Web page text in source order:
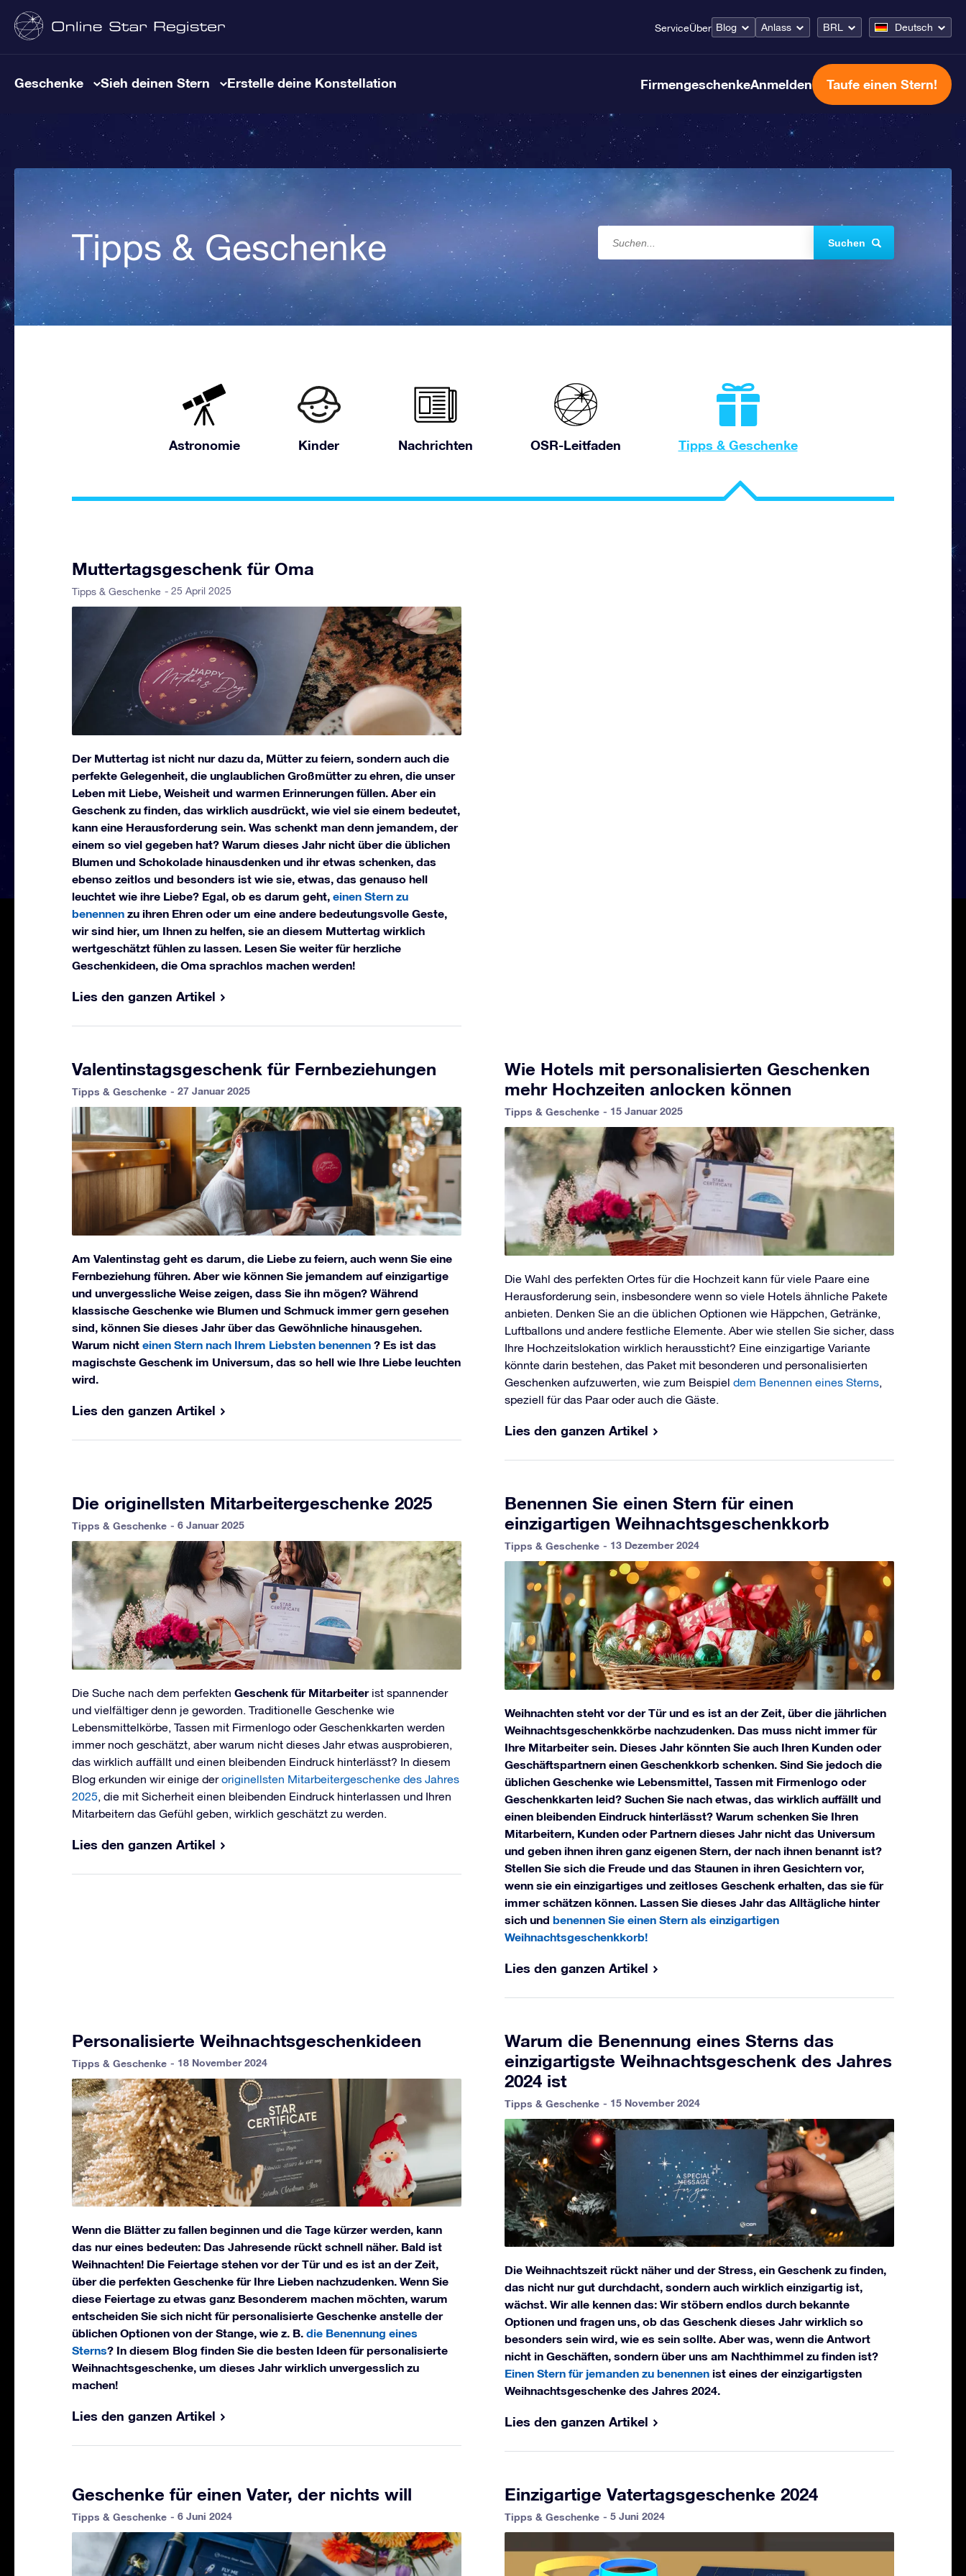
ServiceÜber Blog Anlass BRL Deutsch
Geschenke Sieh deinen Stern Erstelle deine Konstellation FirmengeschenkeAnmelden Taufe einen Stern!
Tipps & Geschenke Suchen
Astronomie Kinder Nachrichten OSR-Leitfaden Tipps & Geschenke
Muttertagsgeschenk für Oma
Tipps & Geschenke - 25 April 2025
Der Muttertag ist nicht nur dazu da, Mütter zu feiern, sondern auch die
perfekte Gelegenheit, die unglaublichen Großmütter zu ehren, die unser
Leben mit Liebe, Weisheit und warmen Erinnerungen füllen. Aber ein
Geschenk zu finden, das wirklich ausdrückt, wie viel sie einem bedeutet,
kann eine Herausforderung sein. Was schenkt man denn jemandem, der
einem so viel gegeben hat? Warum dieses Jahr nicht über die üblichen
Blumen und Schokolade hinausdenken und ihr etwas schenken, das
ebenso zeitlos und besonders ist wie sie, etwas, das genauso hell
leuchtet wie ihre Liebe? Egal, ob es darum geht, einen Stern zu
benennen zu ihren Ehren oder um eine andere bedeutungsvolle Geste,
wir sind hier, um Ihnen zu helfen, sie an diesem Muttertag wirklich
wertgeschätzt fühlen zu lassen. Lesen Sie weiter für herzliche
Geschenkideen, die Oma sprachlos machen werden!
Lies den ganzen Artikel
Valentinstagsgeschenk für Fernbeziehungen
Tipps & Geschenke - 27 Januar 2025
Am Valentinstag geht es darum, die Liebe zu feiern, auch wenn Sie eine
Fernbeziehung führen. Aber wie können Sie jemandem auf einzigartige
und unvergessliche Weise zeigen, dass Sie ihn mögen? Während
klassische Geschenke wie Blumen und Schmuck immer gern gesehen
sind, können Sie dieses Jahr über das Gewöhnliche hinausgehen.
Warum nicht einen Stern nach Ihrem Liebsten benennen ? Es ist das
magischste Geschenk im Universum, das so hell wie Ihre Liebe leuchten
wird.
Lies den ganzen Artikel
Wie Hotels mit personalisierten Geschenken
mehr Hochzeiten anlocken können
Tipps & Geschenke - 15 Januar 2025
Die Wahl des perfekten Ortes für die Hochzeit kann für viele Paare eine
Herausforderung sein, insbesondere wenn so viele Hotels ähnliche Pakete
anbieten. Denken Sie an die üblichen Optionen wie Häppchen, Getränke,
Luftballons und andere festliche Elemente. Aber wie stellen Sie sicher, dass
Ihre Hochzeitslokation wirklich heraussticht? Eine einzigartige Variante
könnte darin bestehen, das Paket mit besonderen und personalisierten
Geschenken aufzuwerten, wie zum Beispiel dem Benennen eines Sterns,
speziell für das Paar oder auch die Gäste.
Lies den ganzen Artikel
Die originellsten Mitarbeitergeschenke 2025
Tipps & Geschenke - 6 Januar 2025
Die Suche nach dem perfekten Geschenk für Mitarbeiterist spannender
und vielfältiger denn je geworden. Traditionelle Geschenke wie
Lebensmittelkörbe, Tassen mit Firmenlogo oder Geschenkkarten werden
immer noch geschätzt, aber warum nicht dieses Jahr etwas ausprobieren,
das wirklich auffällt und einen bleibenden Eindruck hinterlässt? In diesem
Blog erkunden wir einige deroriginellsten Mitarbeitergeschenke des Jahres
2025 , die mit Sicherheit einen bleibenden Eindruck hinterlassen und Ihren
Mitarbeitern das Gefühl geben, wirklich geschätzt zu werden.
Lies den ganzen Artikel
Benennen Sie einen Stern für einen
einzigartigen Weihnachtsgeschenkkorb
Tipps & Geschenke - 13 Dezember 2024
Weihnachten steht vor der Tür und es ist an der Zeit, über die jährlichen
Weihnachtsgeschenkkörbe nachzudenken. Das muss nicht immer für
Ihre Mitarbeiter sein. Dieses Jahr könnten Sie auch Ihren Kunden oder
Geschäftspartnern einen Geschenkkorb schenken. Sind Sie jedoch die
üblichen Geschenke wie Lebensmittel, Tassen mit Firmenlogo oder
Geschenkkarten leid? Suchen Sie nach etwas, das wirklich auffällt und
einen bleibenden Eindruck hinterlässt? Warum schenken Sie Ihren
Mitarbeitern, Kunden oder Partnern dieses Jahr nicht das Universum
und geben ihnen ihren ganz eigenen Stern, der nach ihnen benannt ist?
Stellen Sie sich die Freude und das Staunen in ihren Gesichtern vor,
wenn sie ein einzigartiges und zeitloses Geschenk erhalten, das sie für
immer schätzen können. Lassen Sie dieses Jahr das Alltägliche hinter
sich und benennen Sie einen Stern als einzigartigen
Weihnachtsgeschenkkorb!
Lies den ganzen Artikel
Personalisierte Weihnachtsgeschenkideen
Tipps & Geschenke - 18 November 2024
Wenn die Blätter zu fallen beginnen und die Tage kürzer werden, kann
das nur eines bedeuten: Das Jahresende rückt schnell näher. Bald ist
Weihnachten! Die Feiertage stehen vor der Tür und es ist an der Zeit,
über die perfekten Geschenke für Ihre Lieben nachzudenken. Wenn Sie
diese Feiertage zu etwas ganz Besonderem machen möchten, warum
entscheiden Sie sich nicht für personalisierte Geschenke anstelle der
üblichen Optionen von der Stange, wie z. B. die Benennung eines
Sterns? In diesem Blog finden Sie die besten Ideen für personalisierte
Weihnachtsgeschenke, um dieses Jahr wirklich unvergesslich zu
machen!
Lies den ganzen Artikel
Warum die Benennung eines Sterns das
einzigartigste Weihnachtsgeschenk des Jahres
2024 ist
Tipps & Geschenke - 15 November 2024
Die Weihnachtszeit rückt näher und der Stress, ein Geschenk zu finden,
das nicht nur gut durchdacht, sondern auch wirklich einzigartig ist,
wächst. Wir alle kennen das: Wir stöbern endlos durch bekannte
Optionen und fragen uns, ob das Geschenk dieses Jahr wirklich so
besonders sein wird, wie es sein sollte. Aber was, wenn die Antwort
nicht in Geschäften, sondern über uns am Nachthimmel zu finden ist?
Einen Stern für jemanden zu benennen ist eines der einzigartigsten
Weihnachtsgeschenke des Jahres 2024.
Lies den ganzen Artikel
Geschenke für einen Vater, der nichts will
Tipps & Geschenke - 6 Juni 2024
Einzigartige Vatertagsgeschenke 2024
Tipps & Geschenke - 5 Juni 2024